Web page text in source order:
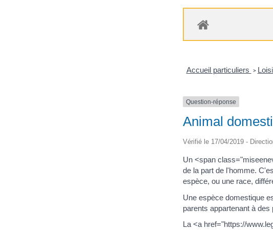
Accueil particuliers >
Question-réponse
Animal
Vérifié le 17/04/2019 -
Un <span
de la part de l'homme.
espèce, ou une race,
Une espèce domestique
parents appartenant à
La <a href="https://